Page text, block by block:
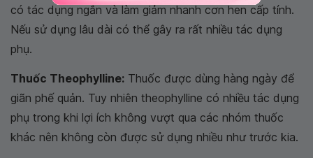
có tác dụng ngắn và làm giảm nhanh cơn hen cấp tính.
Nếu sử dụng lâu dài có thể gây ra rất nhiều tác dụng
phụ.
Thuốc Theophylline: Thuốc được dùng hàng ngày để
giãn phế quản. Tuy nhiên theophylline có nhiều tác dụng
phụ trong khi lợi ích không vượt qua các nhóm thuốc
khác nên không còn được sử dụng nhiều như trước kia.